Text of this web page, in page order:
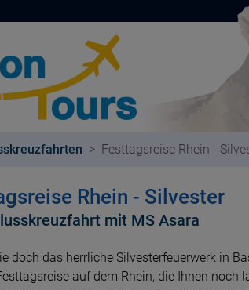
Festtagsreise Rhein -
Rhein - Silvester
mit MS Asara
doch das herrliche Silvesterfeuerwerk in
auf dem Rhein, die Ihnen